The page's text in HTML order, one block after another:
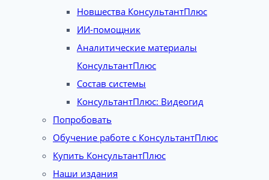
Новшества КонсультантПлюс
ИИ-помощник
Аналитические материалы
КонсультантПлюс
Состав системы
КонсультантПлюс: Видеогид
Попробовать
Обучение работе с КонсультантПлюс
Купить КонсультантПлюс
Наши издания